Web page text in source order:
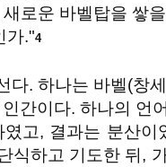
로운 바벨탑을 쌓
가."4
다. 하나는 바벨(창
간이다. 하나의 언
고, 결과는 분산
식하고 기도한 뒤,